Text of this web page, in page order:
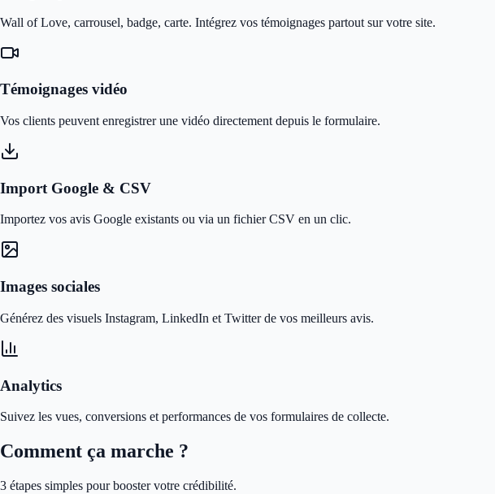
Wall of Love, carrousel, badge, carte. Intégrez vos témoignages partout sur votre site.
Témoignages vidéo
Vos clients peuvent enregistrer une vidéo directement depuis le formulaire.
Import Google & CSV
Importez vos avis Google existants ou via un fichier CSV en un clic.
Images sociales
Générez des visuels Instagram, LinkedIn et Twitter de vos meilleurs avis.
Analytics
Suivez les vues, conversions et performances de vos formulaires de collecte.
Comment ça marche ?
3 étapes simples pour booster votre crédibilité.